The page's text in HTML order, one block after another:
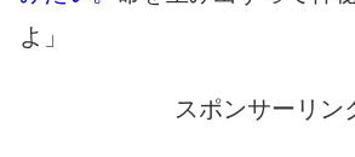
よ」
スポンサーリン